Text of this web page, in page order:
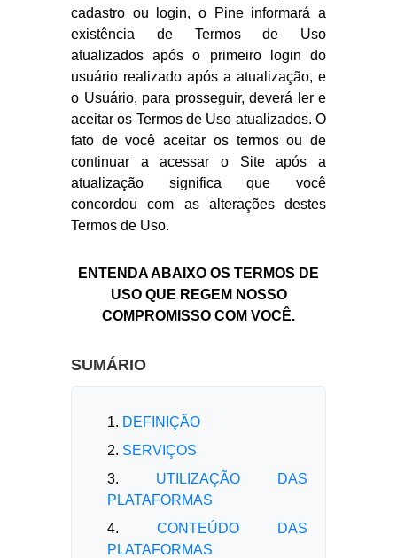
cadastro ou login, o Pine informará a
existência de Termos de Uso
atualizados após o primeiro login do
usuário realizado após a atualização, e
o Usuário, para prosseguir, deverá ler e
aceitar os Termos de Uso atualizados. O
fato de você aceitar os termos ou de
continuar a acessar o Site após a
atualização significa que você
concordou com as alterações destes
Termos de Uso.
ENTENDA ABAIXO OS TERMOS DE
USO QUE REGEM NOSSO
COMPROMISSO COM VOCÊ.
SUMÁRIO
1. DEFINIÇÃO
2. SERVIÇOS
3. UTILIZAÇÃO DAS
PLATAFORMAS
4. CONTEÚDO DAS
PLATAFORMAS